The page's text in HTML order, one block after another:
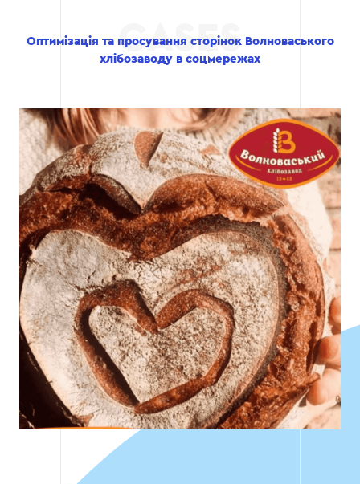
Оптимізація та просування сторінок Волноваського
хлібозаводу в соцмережах